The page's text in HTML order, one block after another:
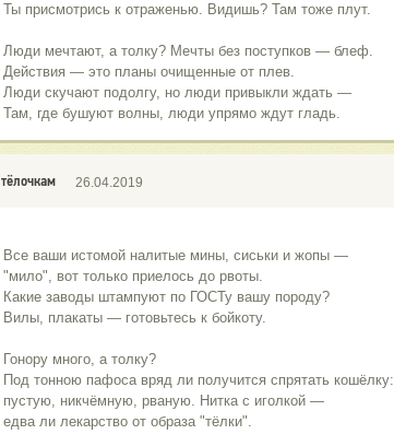
Ты присмотрись к отраженью. Видишь? Там тоже плут.
Люди мечтают, а толку? Мечты без поступков — блеф.
Действия — это планы очищенные от плев.
Люди скучают подолгу, но люди привыкли ждать —
Там, где бушуют волны, люди упрямо ждут гладь.
тёлочкам 26.04.2019
Все ваши истомой налитые мины, сиськи и жопы —
"мило", вот только приелось до рвоты.
Какие заводы штампуют по ГОСТу вашу породу?
Вилы, плакаты — готовьтесь к бойкоту.
Гонору много, а толку?
Под тонною пафоса вряд ли получится спрятать кошёлку:
пустую, никчёмную, рваную. Нитка с иголкой —
едва ли лекарство от образа "тёлки".